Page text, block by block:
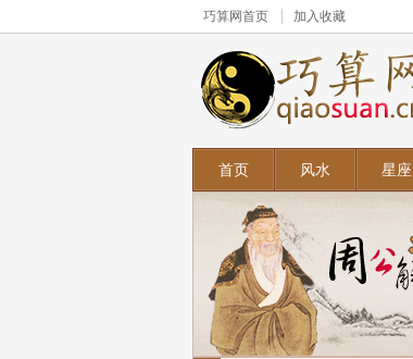
巧算网首页 加入收藏
首页 风水 星座